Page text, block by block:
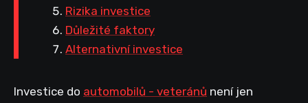
Rizika investice
Důležité faktory
Alternativní investice
Investice do automobilů - veteránů není jen